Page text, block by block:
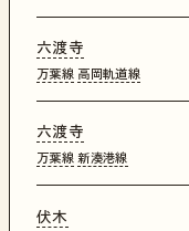
六渡寺
万葉線 高岡軌道線
六渡寺
万葉線 新湊港線
伏木